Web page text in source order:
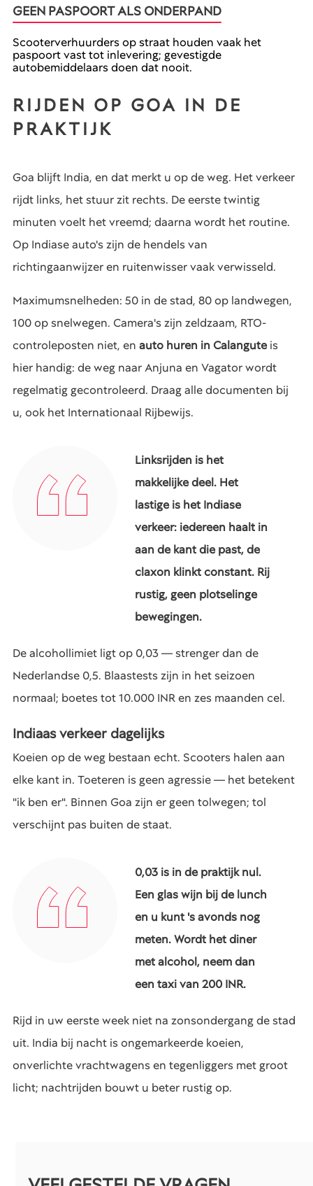
GEEN PASPOORT ALS ONDERPAND
Scooterverhuurders op straat houden vaak het
paspoort vast tot inlevering; gevestigde
autobemiddelaars doen dat nooit.
RIJDEN OP GOA IN DE
PRAKTIJK
Goa blijft India, en dat merkt u op de weg. Het verkeer
rijdt links, het stuur zit rechts. De eerste twintig
minuten voelt het vreemd; daarna wordt het routine.
Op Indiase auto's zijn de hendels van
richtingaanwijzer en ruitenwisser vaak verwisseld.
Maximumsnelheden: 50 in de stad, 80 op landwegen,
100 op snelwegen. Camera's zijn zeldzaam, RTO-
controleposten niet, en auto huren in Calanguteis
hier handig: de weg naar Anjuna en Vagator wordt
regelmatig gecontroleerd. Draag alle documenten bij
u, ook het Internationaal Rijbewijs.
Linksrijden is het
makkelijke deel. Het
lastige is het Indiase
verkeer: iedereen haalt in
aan de kant die past, de
claxon klinkt constant. Rij
rustig, geen plotselinge
bewegingen.
De alcohollimiet ligt op 0,03 — strenger dan de
Nederlandse 0,5. Blaastests zijn in het seizoen
normaal; boetes tot 10.000 INR en zes maanden cel.
Indiaas verkeer dagelijks
Koeien op de weg bestaan echt. Scooters halen aan
elke kant in. Toeteren is geen agressie — het betekent
"ik ben er". Binnen Goa zijn er geen tolwegen; tol
verschijnt pas buiten de staat.
0,03 is in de praktijk nul.
Een glas wijn bij de lunch
en u kunt 's avonds nog
meten. Wordt het diner
met alcohol, neem dan
een taxi van 200 INR.
Rijd in uw eerste week niet na zonsondergang de stad
uit. India bij nacht is ongemarkeerde koeien,
onverlichte vrachtwagens en tegenliggers met groot
licht; nachtrijden bouwt u beter rustig op.